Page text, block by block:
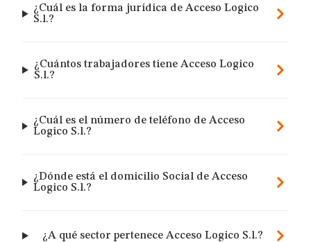
¿Cuál es la forma jurídica de Acceso Logico
S.l.?
¿Cuántos trabajadores tiene Acceso Logico
S.l.?
¿Cuál es el número de teléfono de Acceso
Logico S.l.?
¿Dónde está el domicilio Social de Acceso
Logico S.l.?
¿A qué sector pertenece Acceso Logico S.l.?